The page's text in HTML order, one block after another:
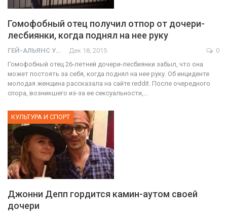
Гомофобный отец получил отпор от дочери-
лесбиянки, когда поднял на нее руку
ГЕЙ-АЛЬЯНС УКРАИНА Дек 18, 2015
0
Гомофобный отец 26-летней дочери-лесбиянки забыл, что она
может постоять за себя, когда поднял на нее руку. Об инциденте
молодая женщина рассказала на сайте reddit. После очередного
спора, возникшего из-за ее сексуальности,…
КУЛЬТУРА И СПОРТ
Джонни Депп гордится камин-аутом своей
дочери